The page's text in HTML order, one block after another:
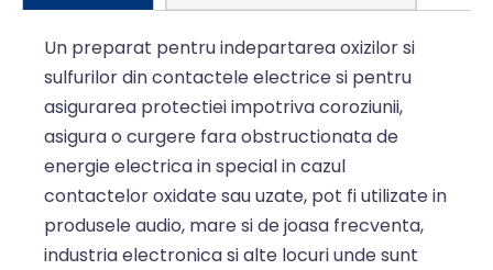
Un preparat pentru indepartarea oxizilor si
sulfurilor din contactele electrice si pentru
asigurarea protectiei impotriva coroziunii,
asigura o curgere fara obstructionata de
energie electrica in special in cazul
contactelor oxidate sau uzate, pot fi utilizate in
produsele audio, mare si de joasa frecventa,
industria electronica si alte locuri unde sunt